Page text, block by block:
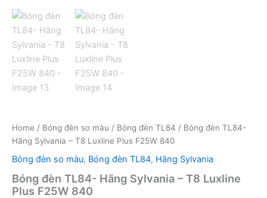
Home / Bóng đèn so màu / Bóng đèn TL84 / Bóng đèn TL84-
Hãng Sylvania – T8 Luxline Plus F25W 840
Bóng đèn so màu, Bóng đèn TL84, Hãng Sylvania
Bóng đèn TL84- Hãng Sylvania – T8 Luxline
Plus F25W 840